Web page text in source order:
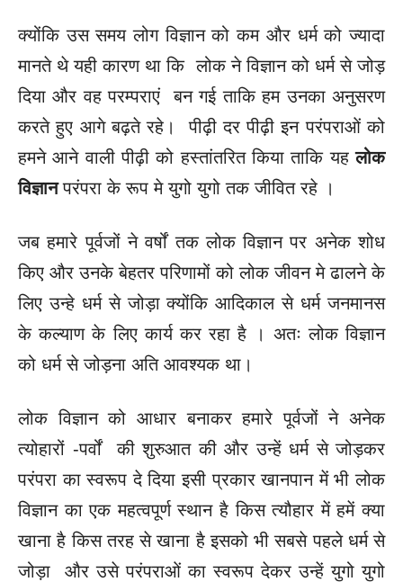
क्योंकि उस समय लोग विज्ञान को कम और धर्म को ज्यादा
मानते थे यही कारण था कि लोक ने विज्ञान को धर्म से जोड़
दिया और वह परम्पराएं बन गई ताकि हम उनका अनुसरण
करते हुए आगे बढ़ते रहे। पीढ़ी दर पीढ़ी इन परंपराओं को
हमने आने वाली पीढ़ी को हस्तांतरित किया ताकि यहलोक
विज्ञानपरंपरा के रूप मे युगो युगो तक जीवित रहे ।
जब हमारे पूर्वजों ने वर्षों तक लोक विज्ञान पर अनेक शोध
किए और उनके बेहतर परिणामों को लोक जीवन मे ढालने के
लिए उन्हे धर्म से जोड़ा क्योंकि आदिकाल से धर्म जनमानस
के कल्याण के लिए कार्य कर रहा है । अतः लोक विज्ञान
को धर्म से जोड़ना अति आवश्यक था।
लोक विज्ञान को आधार बनाकर हमारे पूर्वजों ने अनेक
त्योहारों -पर्वों की शुरुआत की और उन्हें धर्म से जोड़कर
परंपरा का स्वरूप दे दिया इसी प्रकार खानपान में भी लोक
विज्ञान का एक महत्वपूर्ण स्थान है किस त्यौहार में हमें क्या
खाना है किस तरह से खाना है इसको भी सबसे पहले धर्म से
जोड़ा और उसे परंपराओं का स्वरूप देकर उन्हें युगो युगो